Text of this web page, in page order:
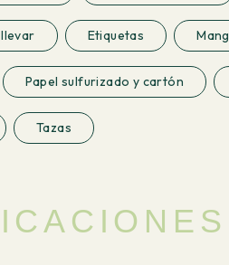
Etiquetas
Papel sulfurizado y cartón
Tazas